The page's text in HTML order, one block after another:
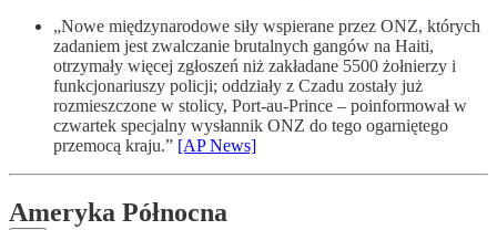
„Nowe międzynarodowe siły wspierane przez ONZ, których
zadaniem jest zwalczanie brutalnych gangów na Haiti,
otrzymały więcej zgłoszeń niż zakładane 5500 żołnierzy i
funkcjonariuszy policji; oddziały z Czadu zostały już
rozmieszczone w stolicy, Port-au-Prince – poinformował w
czwartek specjalny wysłannik ONZ do tego ogarniętego
przemocą kraju.” [AP News]
Ameryka Północna